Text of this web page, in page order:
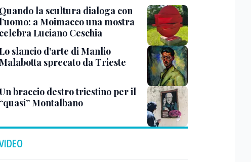
Quando la scultura dialoga con
l’uomo: a Moimacco una mostra
celebra Luciano Ceschia
slancio d’arte di Manlio
sprecato da Trieste
braccio destro triestino per il
“quasi” Montalbano